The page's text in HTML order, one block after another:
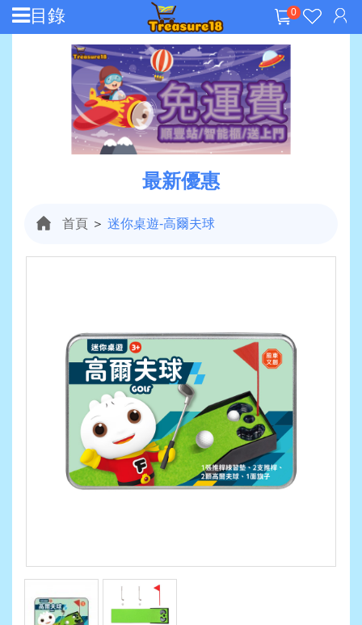
0
目錄
最新優惠
首頁 ＞ 迷你桌遊-高爾夫球